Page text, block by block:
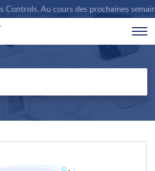
Au cours des prochaines